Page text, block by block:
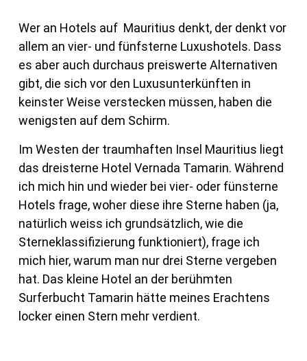
Wer an Hotels auf Mauritius denkt, der denkt vor
allem an vier- und fünfsterne Luxushotels. Dass
es aber auch durchaus preiswerte Alternativen
gibt, die sich vor den Luxusunterkünften in
keinster Weise verstecken müssen, haben die
wenigsten auf dem Schirm.
Im Westen der traumhaften Insel Mauritius liegt
das dreisterne Hotel Vernada Tamarin. Während
ich mich hin und wieder bei vier- oder fünsterne
Hotels frage, woher diese ihre Sterne haben (ja,
natürlich weiss ich grundsätzlich, wie die
Sterneklassifizierung funktioniert), frage ich
mich hier, warum man nur drei Sterne vergeben
hat. Das kleine Hotel an der berühmten
Surferbucht Tamarin hätte meines Erachtens
locker einen Stern mehr verdient.